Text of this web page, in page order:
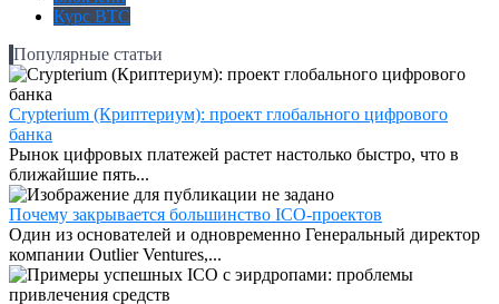
Курс BTC
Популярные статьи
Crypterium (Криптериум): проект глобального цифрового
банка
Рынок цифровых платежей растет настолько быстро, что в
ближайшие пять...
Почему закрывается большинство ICO-проектов
Один из основателей и одновременно Генеральный директор
компании Outlier Ventures,...